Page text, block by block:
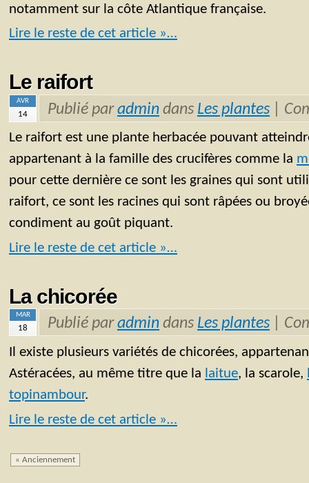
notamment sur la côte Atlantique française.
Lire le reste de cet article »…
Le raifort
AVR
14 Publié paradmin dans Les plantes
Le raifort est une plante herbacée pouvant
appartenant à la famille des crucifères comme la
pour cette dernière ce sont les graines qui sont
raifort, ce sont les racines qui sont râpées ou
condiment au goût piquant.
Lire le reste de cet article »…
La chicorée
MAR
18 Publié paradmin dans Les plantes
Il existe plusieurs variétés de chicorées,
Astéracées, au même titre que la laitue, la scarole,
topinambour.
Lire le reste de cet article »…
« Anciennement